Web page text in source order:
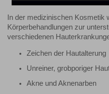
In der medizinischen Kosmetik
Körperbehandlungen zur
verschiedenen
Zeichen der Hautalterung
Unreiner, grobporiger
Akne und Aknenarben